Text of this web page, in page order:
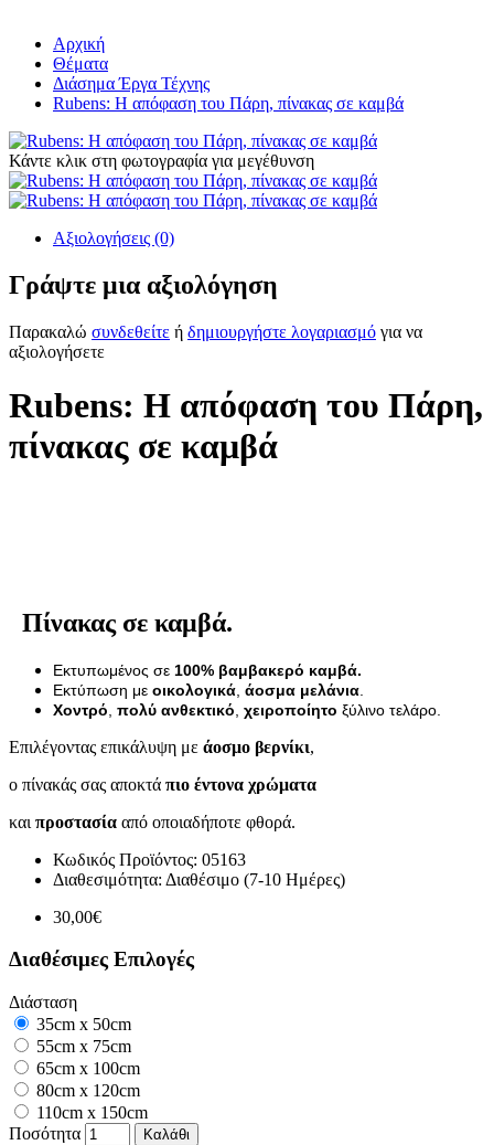
Αρχική
Θέματα
Διάσημα Έργα Τέχνης
Rubens: Η απόφαση του Πάρη, πίνακας σε καμβά
Κάντε κλικ στη φωτογραφία για μεγέθυνση
Αξιολογήσεις (0)
Γράψτε μια αξιολόγηση
Παρακαλώ συνδεθείτε ή δημιουργήστε λογαριασμό για να
αξιολογήσετε
Rubens: Η απόφαση του Πάρη,
πίνακας σε καμβά
Πίνακας σε καμβά.
Εκτυπωμένος σε 100% βαμβακερό καμβά.
Εκτύπωση με οικολογικά άοσμα μελάνια
Χοντρό πολύ ανθεκτικό χειροποίητο ξύλινο τελάρο.
Επιλέγοντας επικάλυψη με άοσμο βερνίκι,
ο πίνακάς σας αποκτά πιο έντονα χρώματα
και προστασία από οποιαδήποτε φθορά.
Κωδικός Προϊόντος: 05163
Διαθεσιμότητα: Διαθέσιμο (7-10 Ημέρες)
30,00€
Διαθέσιμες Επιλογές
Διάσταση
35cm x 50cm
55cm x 75cm
65cm x 100cm
80cm x 120cm
110cm x 150cm
Ποσότητα
Καλάθι